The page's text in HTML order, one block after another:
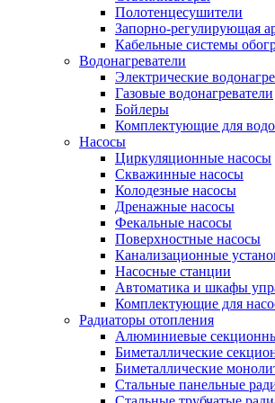
Полотенцесушители
Запорно-регулирующая
Кабельные системы
Водонагреватели
Электрические
Газовые водонагреватели
Бойлеры
Комплектующие для
Насосы
Циркуляционные насосы
Скважинные насосы
Колодезные насосы
Дренажные насосы
Фекальные насосы
Поверхностные насосы
Канализационные
Насосные станции
Автоматика и шкафы
Комплектующие для
Радиаторы отопления
Алюминиевые
Биметаллические
Биметаллические
Стальные панельные